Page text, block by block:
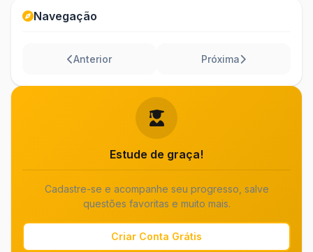
Navegação
Anterior Próxima
Estude de graça!
Cadastre-se e acompanhe seu progresso, salve
questões favoritas e muito mais.
Criar Conta Grátis